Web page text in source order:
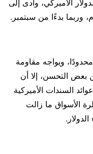
الأميركي، وأدى إلى
وربما بدءًا من سبتمبر.
ويواجه مقاومة
من بعض التحسن، إلا أن
السندات الأميركية
الأسواق ما زالت